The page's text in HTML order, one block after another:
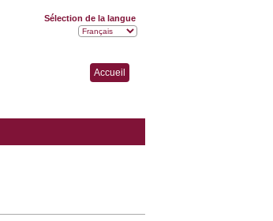
Accueil
Sélection de la langue